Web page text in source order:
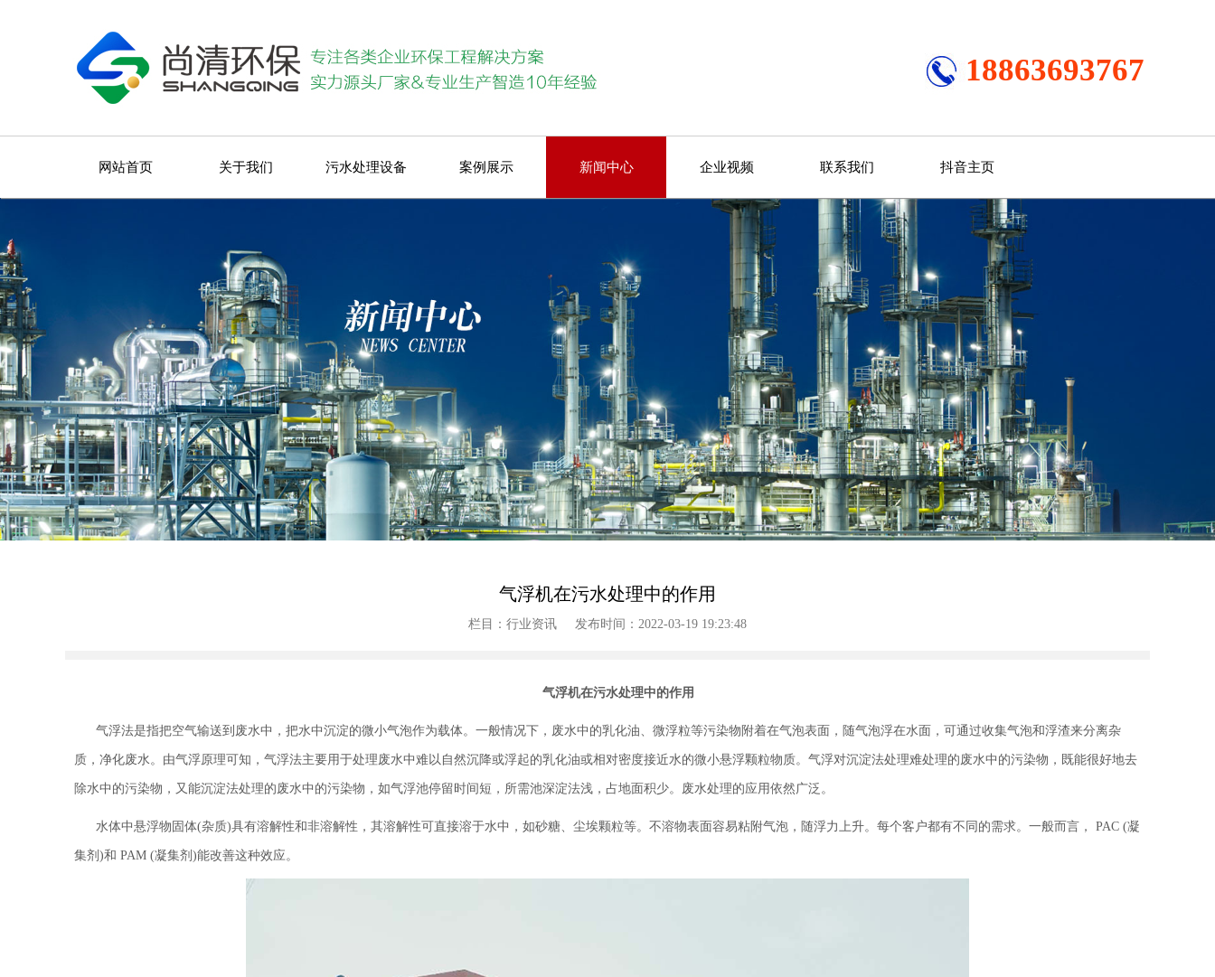
18863693767
网站首页 关于我们 污水处理设备 案例展示 新闻中心 企业视频 联系我们 抖音主页
气浮机在污水处理中的作用
栏目：行业资讯 发布时间：2022-03-19 19:23:48
气浮机在污水处理中的作用
气浮法是指把空气输送到废水中，把水中沉淀的微小气泡作为载体。一般情况下，废水中的乳化油、微浮粒等污染物附着在气泡表面，随气泡浮在水面，可通过收集气泡和浮渣来分离杂
质，净化废水。由气浮原理可知，气浮法主要用于处理废水中难以自然沉降或浮起的乳化油或相对密度接近水的微小悬浮颗粒物质。气浮对沉淀法处理难处理的废水中的污染物，既能很好地去
除水中的污染物，又能沉淀法处理的废水中的污染物，如气浮池停留时间短，所需池深淀法浅，占地面积少。废水处理的应用依然广泛。
水体中悬浮物固体(杂质)具有溶解性和非溶解性，其溶解性可直接溶于水中，如砂糖、尘埃颗粒等。不溶物表面容易粘附气泡，随浮力上升。每个客户都有不同的需求。一般而言， PAC (凝
集剂)和 PAM (凝集剂)能改善这种效应。